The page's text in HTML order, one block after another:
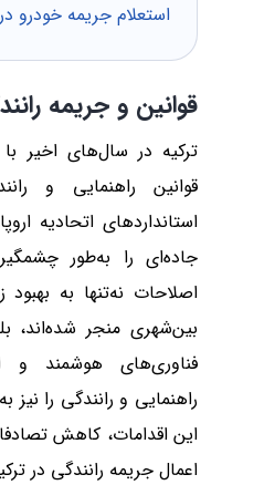
استعلام جریمه خودرو
قوانین و جریمه
ترکیه در سال‌های اخیر با
قوانین راهنمایی و
استانداردهای اتحادیه
جاده‌ای را به‌طور
اصلاحات نه‌تنها به
بین‌شهری منجر شده‌اند،
فناوری‌های هوشمند و
راهنمایی و رانندگی را نیز
این اقدامات، کاهش
اعمال جریمه رانندگی در